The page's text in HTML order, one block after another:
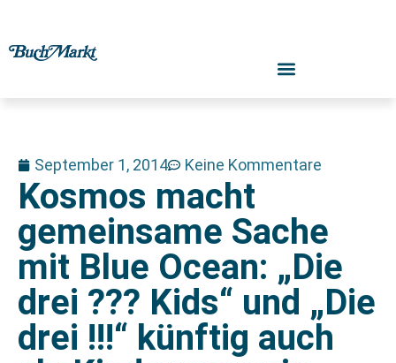
September 1, 2014 Keine Kommentare
Kosmos macht
gemeinsame Sache
mit Blue Ocean: „Die
drei ??? Kids“ und „Die
drei !!!“ künftig auch